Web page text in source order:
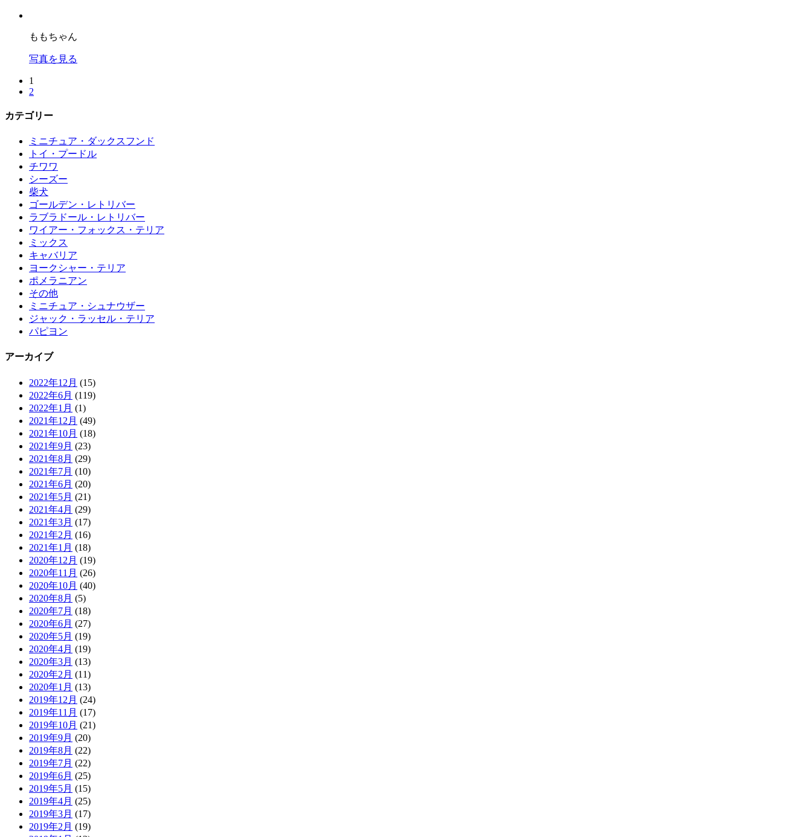
ももちゃん
写真を見る
1
2
カテゴリー
ミニチュア・ダックスフンド
トイ・プードル
チワワ
シーズー
柴犬
ゴールデン・レトリバー
ラブラドール・レトリバー
ワイアー・フォックス・テリア
ミックス
キャバリア
ヨークシャー・テリア
ポメラニアン
その他
ミニチュア・シュナウザー
ジャック・ラッセル・テリア
パピヨン
アーカイブ
2022年12月 (15)
2022年6月 (119)
2022年1月 (1)
2021年12月 (49)
2021年10月 (18)
2021年9月 (23)
2021年8月 (29)
2021年7月 (10)
2021年6月 (20)
2021年5月 (21)
2021年4月 (29)
2021年3月 (17)
2021年2月 (16)
2021年1月 (18)
2020年12月 (19)
2020年11月 (26)
2020年10月 (40)
2020年8月 (5)
2020年7月 (18)
2020年6月 (27)
2020年5月 (19)
2020年4月 (19)
2020年3月 (13)
2020年2月 (11)
2020年1月 (13)
2019年12月 (24)
2019年11月 (17)
2019年10月 (21)
2019年9月 (20)
2019年8月 (22)
2019年7月 (22)
2019年6月 (25)
2019年5月 (15)
2019年4月 (25)
2019年3月 (17)
2019年2月 (19)